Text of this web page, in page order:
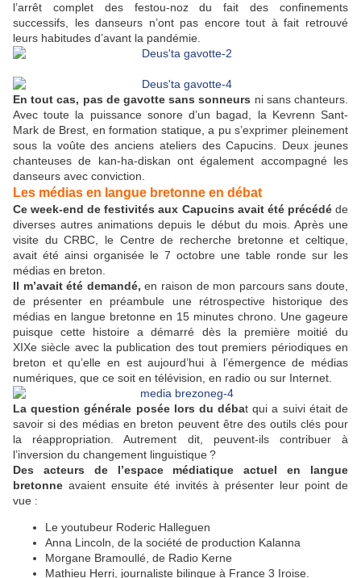
l’arrêt complet des festou-noz du fait des confinements
successifs, les danseurs n’ont pas encore tout à fait retrouvé
leurs habitudes d’avant la pandémie.
En tout cas, pas de gavotte sans sonneurs ni sans chanteurs.
Avec toute la puissance sonore d’un bagad, la Kevrenn Sant-
Mark de Brest, en formation statique, a pu s’exprimer pleinement
sous la voûte des anciens ateliers des Capucins. Deux jeunes
chanteuses de kan-ha-diskan ont également accompagné les
danseurs avec conviction.
Les médias en langue bretonne en débat
Ce week-end de festivités aux Capucins avait été précédéde
diverses autres animations depuis le début du mois. Après une
visite du CRBC, le Centre de recherche bretonne et celtique,
avait été ainsi organisée le 7 octobre une table ronde sur les
médias en breton.
Il m’avait été demandé, en raison de mon parcours sans doute,
de présenter en préambule une rétrospective historique des
médias en langue bretonne en 15 minutes chrono. Une gageure
puisque cette histoire a démarré dès la première moitié du
XIXe siècle avec la publication des tout premiers périodiques en
breton et qu’elle en est aujourd’hui à l’émergence de médias
numériques, que ce soit en télévision, en radio ou sur Internet.
La question générale posée lors du débat qui a suivi était de
savoir si des médias en breton peuvent être des outils clés pour
la réappropriation. Autrement dit, peuvent-ils contribuer à
l’inversion du changement linguistique ?
Des acteurs de l’espace médiatique actuel en langue
bretonne avaient ensuite été invités à présenter leur point de
vue :
Le youtubeur Roderic Halleguen
Anna Lincoln, de la société de production Kalanna
Morgane Bramoullé, de Radio Kerne
Mathieu Herri, journaliste bilingue à France 3 Iroise.